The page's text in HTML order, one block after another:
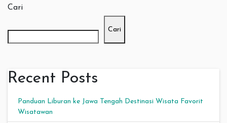
Cari
Cari
Recent Posts
Panduan Liburan ke Jawa Tengah Destinasi Wisata Favorit
Wisatawan